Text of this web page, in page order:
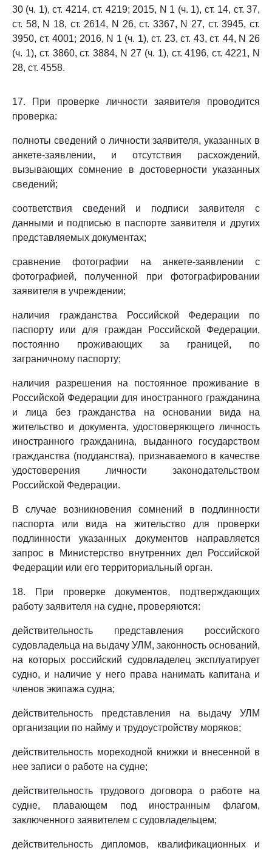
30 (ч. 1), ст. 4214, ст. 4219; 2015, N 1 (ч. 1), ст. 14, ст. 37,
ст. 58, N 18, ст. 2614, N 26, ст. 3367, N 27, ст. 3945, ст.
3950, ст. 4001; 2016, N 1 (ч. 1), ст. 23, ст. 43, ст. 44, N 26
(ч. 1), ст. 3860, ст. 3884, N 27 (ч. 1), ст. 4196, ст. 4221, N
28, ст. 4558.
17. При проверке личности заявителя проводится
проверка:
полноты сведений о личности заявителя, указанных в
анкете-заявлении, и отсутствия расхождений,
вызывающих сомнение в достоверности указанных
сведений;
соответствия сведений и подписи заявителя с
данными и подписью в паспорте заявителя и других
представляемых документах;
сравнение фотографии на анкете-заявлении с
фотографией, полученной при фотографировании
заявителя в учреждении;
наличия гражданства Российской Федерации по
паспорту или для граждан Российской Федерации,
постоянно проживающих за границей, по
заграничному паспорту;
наличия разрешения на постоянное проживание в
Российской Федерации для иностранного гражданина
и лица без гражданства на основании вида на
жительство и документа, удостоверяющего личность
иностранного гражданина, выданного государством
гражданства (подданства), признаваемого в качестве
удостоверения личности законодательством
Российской Федерации.
В случае возникновения сомнений в подлинности
паспорта или вида на жительство для проверки
подлинности указанных документов направляется
запрос в Министерство внутренних дел Российской
Федерации или его территориальный орган.
18. При проверке документов, подтверждающих
работу заявителя на судне, проверяются:
действительность представления российского
судовладельца на выдачу УЛМ, законность оснований,
на которых российский судовладелец эксплуатирует
судно, и наличие у него права нанимать капитана и
членов экипажа судна;
действительность представления на выдачу УЛМ
организации по найму и трудоустройству моряков;
действительность мореходной книжки и внесенной в
нее записи о работе на судне;
действительность трудового договора о работе на
судне, плавающем под иностранным флагом,
заключенного заявителем с судовладельцем;
действительность дипломов, квалификационных и